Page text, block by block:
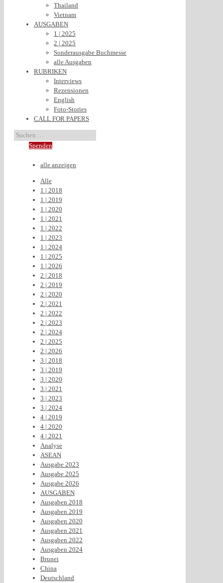
Thailand
Vietnam
AUSGABEN
1 | 2025
2 | 2025
Sonderausgabe Buchmesse
alle Ausgaben
RUBRIKEN
Interviews
Rezensionen
English
Foto-Stories
CALL FOR PAPERS
Spenden
alle anzeigen
Alle
1 | 2018
1 | 2019
1 | 2020
1 | 2021
1 | 2022
1 | 2023
1 | 2024
1 | 2025
1 | 2026
2 | 2018
2 | 2019
2 | 2020
2 | 2021
2 | 2022
2 | 2023
2 | 2024
2 | 2025
2 | 2026
3 | 2018
3 | 2019
3 | 2020
3 | 2021
3 | 2023
3 | 2024
4 | 2019
4 | 2020
4 | 2021
Analyse
ASEAN
Ausgabe 2023
Ausgabe 2025
Ausgabe 2026
AUSGABEN
Ausgaben 2018
Ausgaben 2019
Ausgaben 2020
Ausgaben 2021
Ausgaben 2022
Ausgaben 2024
Brunei
China
Deutschland